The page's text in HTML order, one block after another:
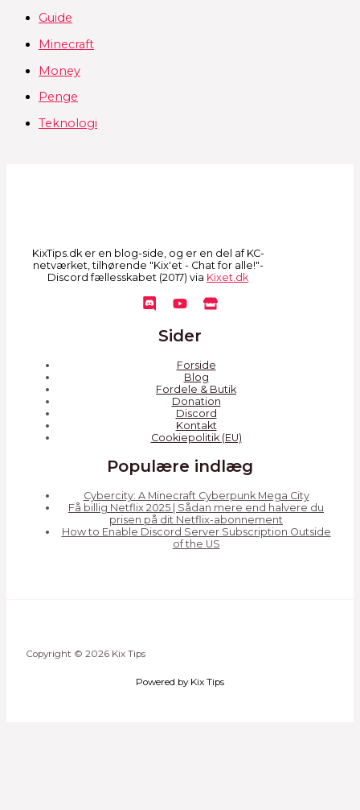
Guide
Minecraft
Money
Penge
Teknologi
KixTips.dk er en blog-side, og er en del af KC-
netværket, tilhørende "Kix'et - Chat for alle!"-
Discord fællesskabet (2017) via Kixet.dk
Sider
Forside
Blog
Fordele & Butik
Donation
Discord
Kontakt
Cookiepolitik (EU)
Populære indlæg
Cybercity: A Minecraft Cyberpunk Mega City
Få billig Netflix 2025 | Sådan mere end halvere du
prisen på dit Netflix-abonnement
How to Enable Discord Server Subscription Outside
of the US
Copyright © 2026 Kix Tips
Powered by Kix Tips